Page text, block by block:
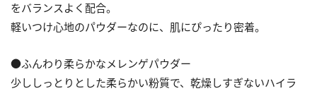
をバランスよく配合。
軽いつけ心地のパウダーなのに、肌にぴったり密着。
●ふんわり柔らかなメレンゲパウダー
少ししっとりとした柔らかい粉質で、乾燥しすぎないハイラ